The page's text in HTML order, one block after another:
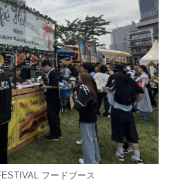
フードブース